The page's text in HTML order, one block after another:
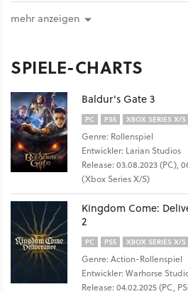
mehr anzeigen
SPIELE-CHARTS
Baldur's Gate 3
PC PS5 XBOX SERIES X/S
Genre: Rollenspiel
Entwickler: Larian Studios
Release: 03.08.2023 (PC),
(Xbox Series X/S)
Kingdom Come:
2
PC PS5 XBOX SERIES X/S
Genre: Action-Rollenspiel
Entwickler: Warhorse
Release: 04.02.2025 (PC,